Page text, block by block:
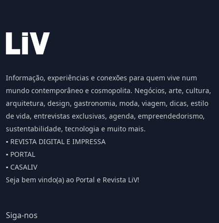
Informação, experiências e conexões para quem vive num
mundo contemporâneo e cosmopolita. Negócios, arte, cultura,
arquitetura, design, gastronomia, moda, viagem, dicas, estilo
de vida, entrevistas exclusivas, agenda, empreendedorismo,
sustentabilidade, tecnologia e muito mais.
▪️ REVISTA DIGITAL E IMPRESSA
▪️ PORTAL
▪️ CASALIV
Seja bem vindo(a) ao Portal e Revista LiV!
Siga-nos